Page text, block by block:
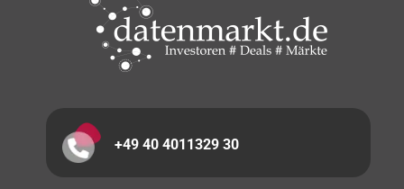
+49 40 4011329 30